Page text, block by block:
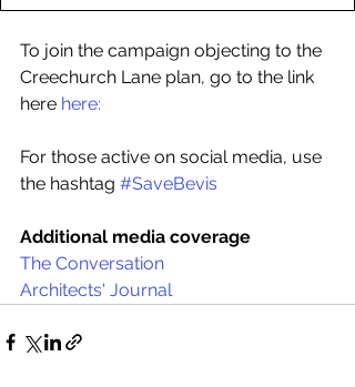
To join the campaign objecting to the
Creechurch Lane plan, go to the link
here here:
For those active on social media, use
the hashtag #SaveBevis
Additional media coverage
The Conversation
Architects' Journal